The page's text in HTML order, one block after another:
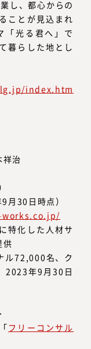
し、都心からの
ことが見込まれ
「光る君へ」で
暮らした地とし
index.htm
治
30日時点）
化した人材サ
供
名、ク
2023年9月30日
フリーコンサル